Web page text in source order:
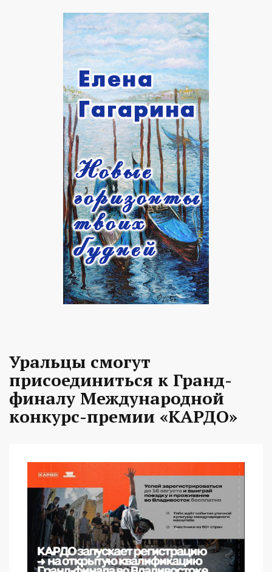
Уральцы смогут
присоединиться к Гранд-
финалу Международной
конкурс-премии «КАРДО»